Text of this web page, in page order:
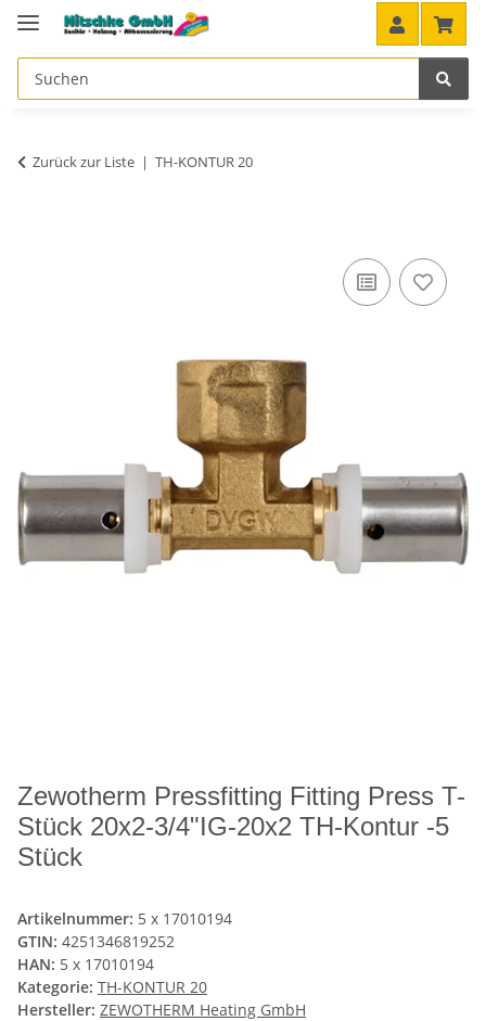
Zurück zur Liste TH-KONTUR 20
Zewotherm Pressfitting Fitting Press T-
Stück 20x2-3/4"IG-20x2 TH-Kontur -5
Stück
Artikelnummer: 5 x 17010194
GTIN: 4251346819252
HAN: 5 x 17010194
Kategorie: TH-KONTUR 20
Hersteller: ZEWOTHERM Heating GmbH